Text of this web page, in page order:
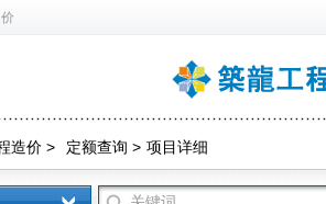
造价 > 定额查询 > 项目详细